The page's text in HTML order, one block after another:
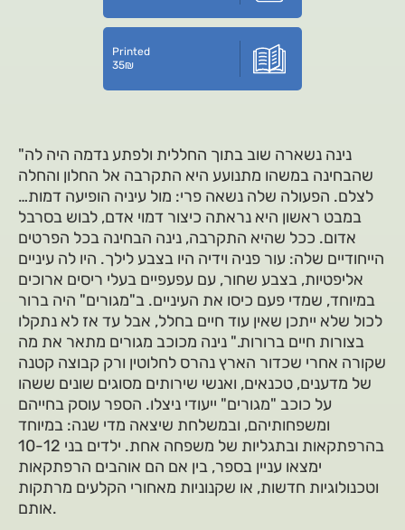
Printed
35₪
"נינה נשארה שוב בתוך החללית ולפתע נדמה היה לה
שהבחינה במשהו מתנועע היא התקרבה אל החלון והחלה
לצלם. הפעולה שלה נשאה פרי: מול עיניה הופיעה דמות…
במבט ראשון היא נראתה כיצור דמוי אדם, לבוש בסרבל
אדום. ככל שהיא התקרבה, נינה הבחינה בכל הפרטים
הייחודיים שלה: עור פניה וידיה היו בצבע לילך. היו לה עיניים
אליפטיות, בצבע שחור, עם עפעפיים בעלי ריסים ארוכים
במיוחד, שמדי פעם כיסו את העיניים. ב"מגורים" היה ברור
לכול שלא ייתכן שאין עוד חיים בחלל, אבל עד אז לא נתקלו
בצורות חיים ברורות." נינה מכוכב מגורים מתאר את מה
שקורה אחרי שכדור הארץ נהרס לחלוטין ורק קבוצה קטנה
של מדענים, טכנאים, ואנשי שירותים מסוגים שונים ששהו
על כוכב "מגורים" ייעודי ניצלו. הספר עוסק בחייהם
ומשפחותיהם, ובמשלחת שיצאה מדי שנה: במיוחד
בהרפתקאות ובתגליות של משפחה אחת. ילדים בני 10-12
ימצאו עניין בספר, בין אם הם אוהבים הרפתקאות
וטכנולוגיות חדשות, או שקנוניות מאחורי הקלעים מרתקות
אותם.